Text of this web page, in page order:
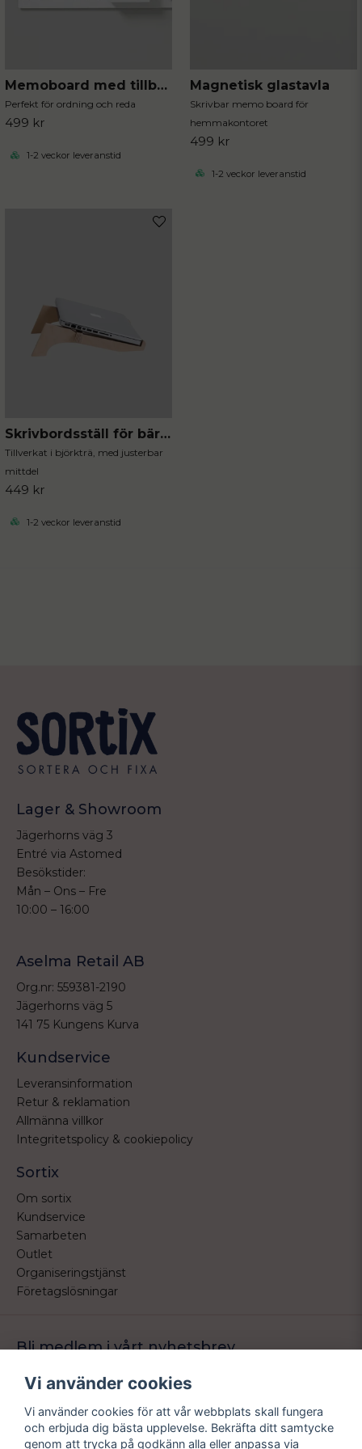
Memoboard med tillbehör
Perfekt för ordning och reda
499 kr
1-2 veckor leveranstid
Magnetisk glastavla
Skrivbar memo board för
hemmakontoret
499 kr
1-2 veckor leveranstid
Skrivbordsställ för bärbara datorer
Tillverkat i björkträ, med justerbar
mittdel
449 kr
1-2 veckor leveranstid
Lager & Showroom
Jägerhorns väg 3
Entré via Astomed
Besökstider:
Mån – Ons – Fre
10:00 – 16:00
Aselma Retail AB
Org.nr: 559381-2190
Jägerhorns väg 5
141 75 Kungens Kurva
Kundservice
Leveransinformation
Retur & reklamation
Allmänna villkor
Integritetspolicy & cookiepolicy
Sortix
Om sortix
Kundservice
Samarbeten
Outlet
Organiseringstjänst
Företagslösningar
Bli medlem i vårt nyhetsbrev
email
Mejladress Skicka
erbjudande.
Vi använder cookies
Vi använder cookies för att vår webbplats skall fungera
och erbjuda dig bästa upplevelse. Bekräfta ditt samtycke
genom att trycka på godkänn alla eller anpassa via